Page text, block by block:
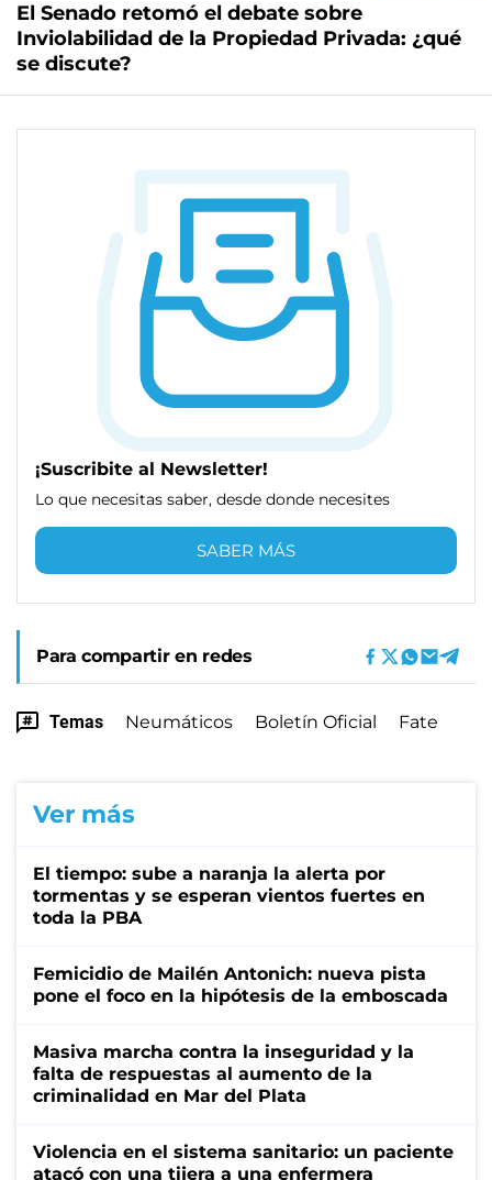
El Senado retomó el debate sobre
Inviolabilidad de la Propiedad Privada: ¿qué
se discute?
¡Suscribite al Newsletter!
Lo que necesitas saber, desde donde necesites
SABER MÁS
Para compartir en redes
Temas Neumáticos Boletín Oficial Fate
Ver más
El tiempo: sube a naranja la alerta por
tormentas y se esperan vientos fuertes en
toda la PBA
Femicidio de Mailén Antonich: nueva pista
pone el foco en la hipótesis de la emboscada
Masiva marcha contra la inseguridad y la
falta de respuestas al aumento de la
criminalidad en Mar del Plata
Violencia en el sistema sanitario: un paciente
atacó con una tijera a una enfermera